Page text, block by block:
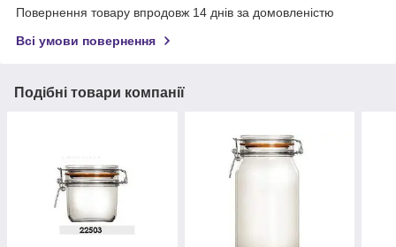
Повернення товару впродовж 14 днів за домовленістю
Всі умови повернення
Подібні товари компанії